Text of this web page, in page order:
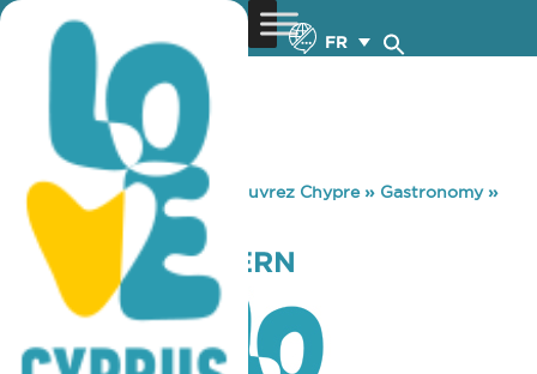
FR
You are here: Home »Découvrez Chypre» Gastronomy»
PLORI FISH TAVERN
PLORI FISH TAVERN